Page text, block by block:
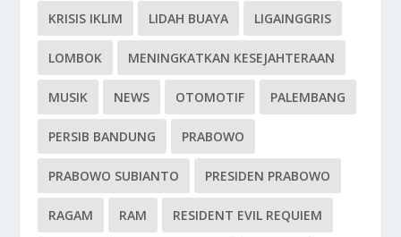
KRISIS IKLIM LIDAH BUAYA LIGAINGGRIS
LOMBOK MENINGKATKAN KESEJAHTERAAN
MUSIK NEWS OTOMOTIF PALEMBANG
PERSIB BANDUNG PRABOWO
PRABOWO SUBIANTO PRESIDEN PRABOWO
RAGAM RAM RESIDENT EVIL REQUIEM